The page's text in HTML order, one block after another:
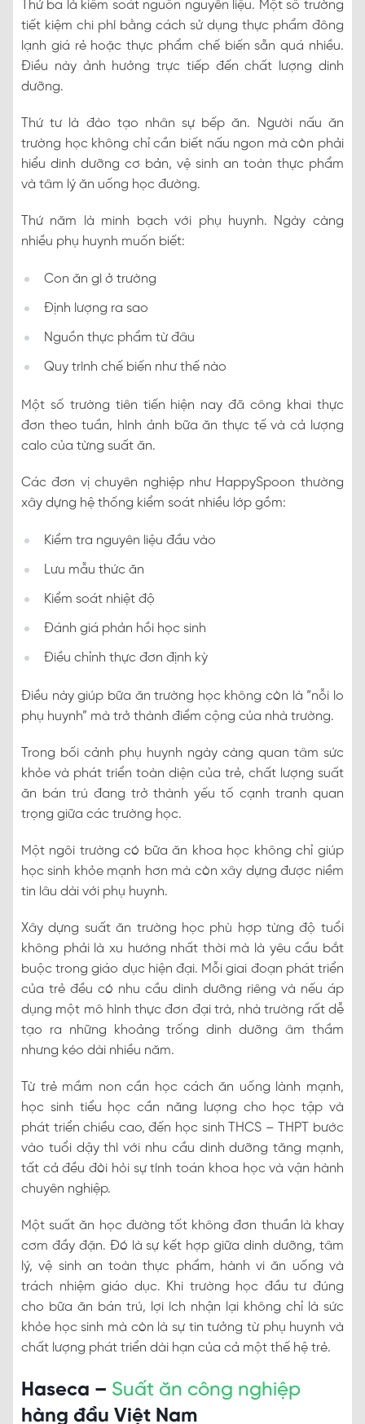
Thứ ba là kiểm soát nguồn nguyên liệu. Một số trường
tiết kiệm chi phí bằng cách sử dụng thực phẩm đông
lạnh giá rẻ hoặc thực phẩm chế biến sẵn quá nhiều.
Điều này ảnh hưởng trực tiếp đến chất lượng dinh
dưỡng.
Thứ tư là đào tạo nhân sự bếp ăn. Người nấu ăn
trường học không chỉ cần biết nấu ngon mà còn phải
hiểu dinh dưỡng cơ bản, vệ sinh an toàn thực phẩm
và tâm lý ăn uống học đường.
Thứ năm là minh bạch với phụ huynh. Ngày càng
nhiều phụ huynh muốn biết:
Con ăn gì ở trường
Định lượng ra sao
Nguồn thực phẩm từ đâu
Quy trình chế biến như thế nào
Một số trường tiên tiến hiện nay đã công khai thực
đơn theo tuần, hình ảnh bữa ăn thực tế và cả lượng
calo của từng suất ăn.
Các đơn vị chuyên nghiệp như HappySpoon thường
xây dựng hệ thống kiểm soát nhiều lớp gồm:
Kiểm tra nguyên liệu đầu vào
Lưu mẫu thức ăn
Kiểm soát nhiệt độ
Đánh giá phản hồi học sinh
Điều chỉnh thực đơn định kỳ
Điều này giúp bữa ăn trường học không còn là “nỗi lo
phụ huynh” mà trở thành điểm cộng của nhà trường.
Trong bối cảnh phụ huynh ngày càng quan tâm sức
khỏe và phát triển toàn diện của trẻ, chất lượng suất
ăn bán trú đang trở thành yếu tố cạnh tranh quan
trọng giữa các trường học.
Một ngôi trường có bữa ăn khoa học không chỉ giúp
học sinh khỏe mạnh hơn mà còn xây dựng được niềm
tin lâu dài với phụ huynh.
Xây dựng suất ăn trường học phù hợp từng độ tuổi
không phải là xu hướng nhất thời mà là yêu cầu bắt
buộc trong giáo dục hiện đại. Mỗi giai đoạn phát triển
của trẻ đều có nhu cầu dinh dưỡng riêng và nếu áp
dụng một mô hình thực đơn đại trà, nhà trường rất dễ
tạo ra những khoảng trống dinh dưỡng âm thầm
nhưng kéo dài nhiều năm.
Từ trẻ mầm non cần học cách ăn uống lành mạnh,
học sinh tiểu học cần năng lượng cho học tập và
phát triển chiều cao, đến học sinh THCS – THPT bước
vào tuổi dậy thì với nhu cầu dinh dưỡng tăng mạnh,
tất cả đều đòi hỏi sự tính toán khoa học và vận hành
chuyên nghiệp.
Một suất ăn học đường tốt không đơn thuần là khay
cơm đầy đặn. Đó là sự kết hợp giữa dinh dưỡng, tâm
lý, vệ sinh an toàn thực phẩm, hành vi ăn uống và
trách nhiệm giáo dục. Khi trường học đầu tư đúng
cho bữa ăn bán trú, lợi ích nhận lại không chỉ là sức
khỏe học sinh mà còn là sự tin tưởng từ phụ huynh và
chất lượng phát triển dài hạn của cả một thế hệ trẻ.
Haseca – Suất ăn công nghiệp
hàng đầu Việt Nam